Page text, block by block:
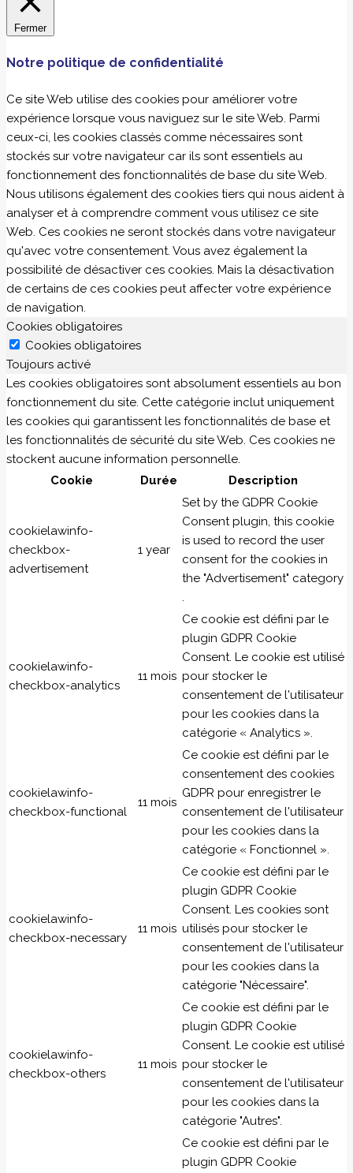
Fermer
Notre politique de confidentialité
Ce site Web utilise des cookies pour améliorer votre
expérience lorsque vous naviguez sur le site Web. Parmi
ceux-ci, les cookies classés comme nécessaires sont
stockés sur votre navigateur car ils sont essentiels au
fonctionnement des fonctionnalités de base du site Web.
Nous utilisons également des cookies tiers qui nous aident à
analyser et à comprendre comment vous utilisez ce site
Web. Ces cookies ne seront stockés dans votre navigateur
qu'avec votre consentement. Vous avez également la
possibilité de désactiver ces cookies. Mais la désactivation
de certains de ces cookies peut affecter votre expérience
de navigation.
Cookies obligatoires
Cookies obligatoires
Toujours activé
Les cookies obligatoires sont absolument essentiels au bon
fonctionnement du site. Cette catégorie inclut uniquement
les cookies qui garantissent les fonctionnalités de base et
les fonctionnalités de sécurité du site Web. Ces cookies ne
stockent aucune information personnelle.
Cookie
Durée Description
cookielawinfo-
checkbox-
advertisement
1 year
Set by the GDPR Cookie
Consent plugin, this cookie
is used to record the user
consent for the cookies in
the "Advertisement" category
.
cookielawinfo-
checkbox-analytics
11 mois
Ce cookie est défini par le
plugin GDPR Cookie
Consent. Le cookie est utilisé
pour stocker le
consentement de l'utilisateur
pour les cookies dans la
catégorie « Analytics ».
cookielawinfo-
checkbox-functional
11 mois
Ce cookie est défini par le
consentement des cookies
GDPR pour enregistrer le
consentement de l'utilisateur
pour les cookies dans la
catégorie « Fonctionnel ».
cookielawinfo-
checkbox-necessary
11 mois
Ce cookie est défini par le
plugin GDPR Cookie
Consent. Les cookies sont
utilisés pour stocker le
consentement de l'utilisateur
pour les cookies dans la
catégorie "Nécessaire".
cookielawinfo-
checkbox-others
11 mois
Ce cookie est défini par le
plugin GDPR Cookie
Consent. Le cookie est utilisé
pour stocker le
consentement de l'utilisateur
pour les cookies dans la
catégorie "Autres".
Ce cookie est défini par le
plugin GDPR Cookie